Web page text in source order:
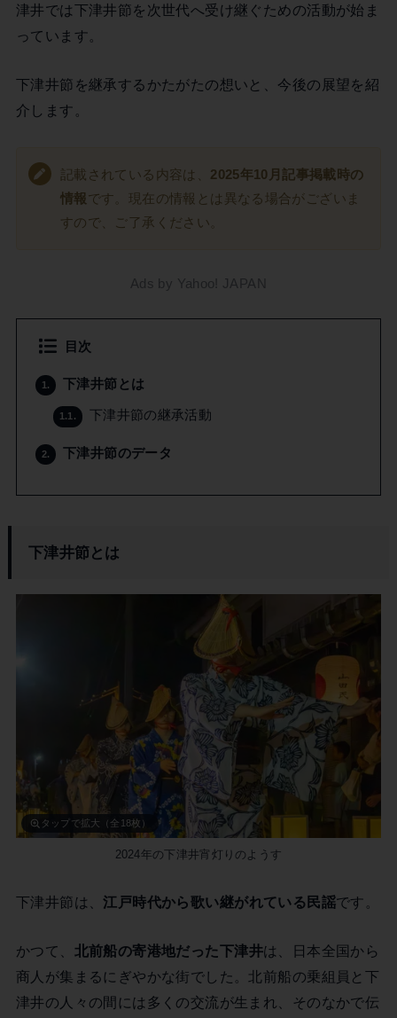
津井では下津井節を次世代へ受け継ぐための活動が始ま
っています。
下津井節を継承するかたがたの想いと、今後の展望を紹
介します。
記載されている内容は、 2025年10月記事掲載時の
情報です。現在の情報とは異なる場合がございま
すので、ご了承ください。
Ads by Yahoo! JAPAN
目次
1. 下津井節とは
1.1. 下津井節の継承活動
2. 下津井節のデータ
下津井節とは
タップで拡大（全18枚）
2024年の下津井宵灯りのようす
下津井節は、江戸時代から歌い継がれている民謡です。
かつて、 北前船の寄港地だった下津井は、日本全国から
商人が集まるにぎやかな街でした。北前船の乗組員と下
津井の人々の間には多くの交流が生まれ、そのなかで伝